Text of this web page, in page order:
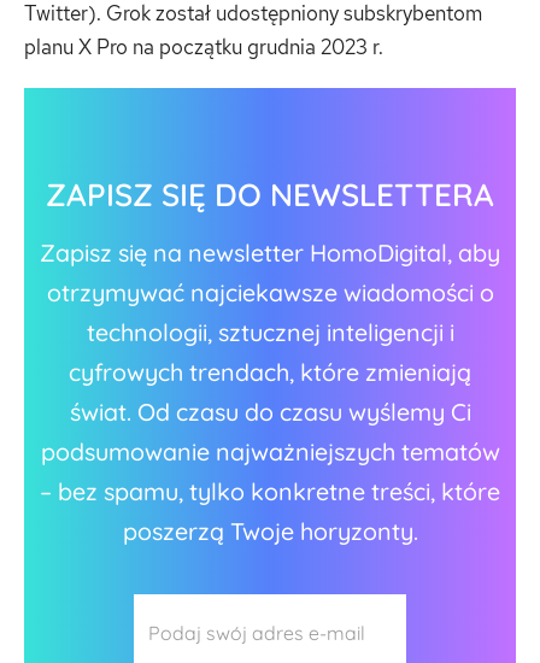
Twitter). Grok został udostępniony subskrybentom
planu X Pro na początku grudnia 2023 r.
ZAPISZ SIĘ DO NEWSLETTERA
Zapisz się na newsletter HomoDigital, aby
otrzymywać najciekawsze wiadomości o
technologii, sztucznej inteligencji i
cyfrowych trendach, które zmieniają
świat. Od czasu do czasu wyślemy Ci
podsumowanie najważniejszych tematów
– bez spamu, tylko konkretne treści, które
poszerzą Twoje horyzonty.